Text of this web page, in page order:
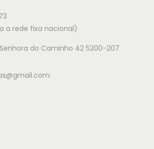
a rede fixa nacional)
do Caminho 42 5200-207